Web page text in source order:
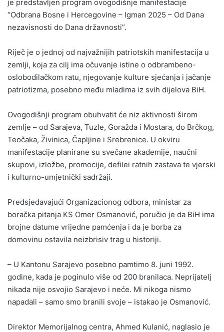
je predstavljen program ovogodišnje manifestacije
“Odbrana Bosne i Hercegovine – Igman 2025 – Od Dana
nezavisnosti do Dana državnosti”.
Riječ je o jednoj od najvažnijih patriotskih manifestacija u
zemlji, koja za cilj ima očuvanje istine o odbrambeno-
oslobodilačkom ratu, njegovanje kulture sjećanja i jačanje
patriotizma, posebno među mladima iz svih dijelova BiH.
Ovogodišnji program obuhvatit će niz aktivnosti širom
zemlje – od Sarajeva, Tuzle, Goražda i Mostara, do Brčkog,
Teočaka, Živinica, Čapljine i Srebrenice. U okviru
manifestacije planirane su svečane akademije, naučni
skupovi, izložbe, promocije, defilei ratnih zastava te vjerski
i kulturno-umjetnički sadržaji.
Predsjedavajući Organizacionog odbora, ministar za
boračka pitanja KS Omer Osmanović, poručio je da BiH ima
brojne datume vrijedne pamćenja i da je borba za
domovinu ostavila neizbrisiv trag u historiji.
– U Kantonu Sarajevo posebno pamtimo 8. juni 1992.
godine, kada je poginulo više od 200 branilaca. Neprijatelj
nikada nije osvojio Sarajevo i neće. Mi nikoga nismo
napadali – samo smo branili svoje – istakao je Osmanović.
Direktor Memorijalnog centra, Ahmed Kulanić, naglasio je